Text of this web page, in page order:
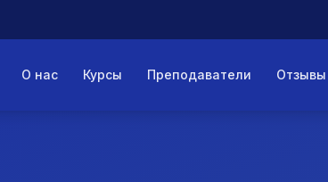
О нас Курсы Преподаватели Отзывы